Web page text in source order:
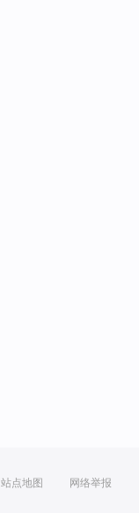
站点地图 网络举报